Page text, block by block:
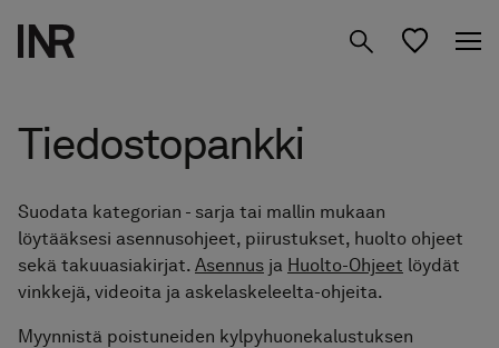
Tuotteet
Suihkuseinät
Kylpyhuone­kalusteet
Inspiraatio
Suunnittele
kylpyhuoneesi
Tietoa meistä
Tiedostopankki
Suodata kategorian - sarja tai mallin mukaan
löytääksesi asennusohjeet, piirustukset, huolto ohjeet
sekä takuuasiakirjat. Asennus ja Huolto-Ohjeet löydät
vinkkejä, videoita ja askelaskeleelta-ohjeita.
Myynnistä poistuneiden kylpyhuonekalustuksen